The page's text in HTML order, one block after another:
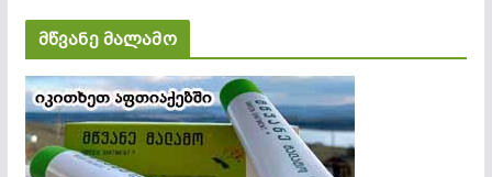
მწვანე მალამო